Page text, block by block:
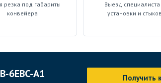
резка под габариты
конвейера
Выезд
установки и
6EBC-A1 Получить